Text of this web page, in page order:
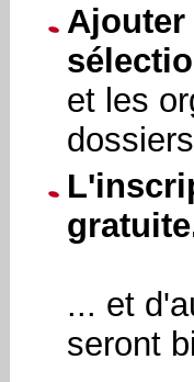
Ajouter
et les
... et
seront